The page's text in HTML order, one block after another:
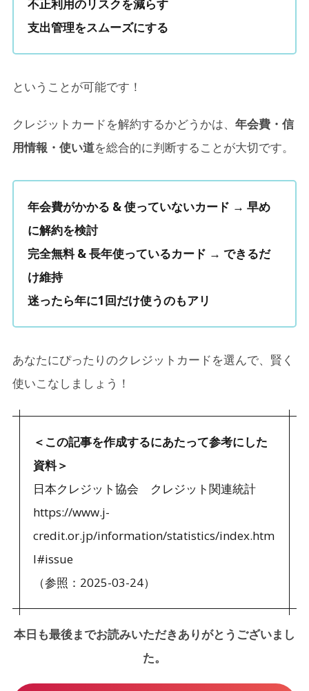
不正利用のリスクを減らす
支出管理をスムーズにする
ということが可能です！
クレジットカードを解約するかどうかは、 年会費・信
用情報・使い道を総合的に判断することが大切です。
年会費がかかる & 使っていないカード → 早め
に解約を検討
完全無料 & 長年使っているカード → できるだ
け維持
迷ったら年に1回だけ使うのもアリ
あなたにぴったりのクレジットカードを選んで、賢く
使いこなしましょう！
＜この記事を作成するにあたって参考にした
資料＞
日本クレジット協会 クレジット関連統計
https://www.j-
credit.or.jp/information/statistics/index.htm
l#issue
（参照：2025-03-24）
本日も最後までお読みいただきありがとうございまし
た。